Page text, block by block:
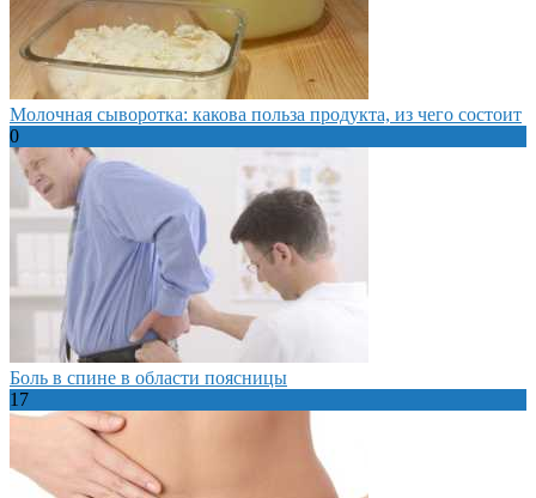
Молочная сыворотка: какова польза продукта, из чего состоит
0
Боль в спине в области поясницы
17